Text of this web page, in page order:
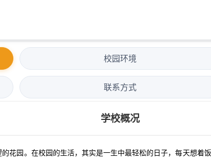
校园环境
联系方式
学校概况
园。在校园的生活，其实是一生中最轻松的日子，每天想着